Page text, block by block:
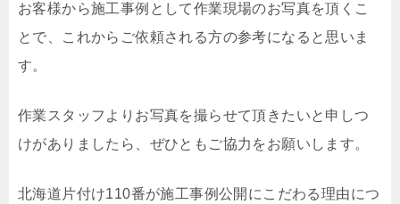
お客様から施工事例として作業現場のお写真を頂くこ
とで、これからご依頼される方の参考になると思いま
す。
作業スタッフよりお写真を撮らせて頂きたいと申しつ
けがありましたら、ぜひともご協力をお願いします。
北海道片付け110番が施工事例公開にこだわる理由につ